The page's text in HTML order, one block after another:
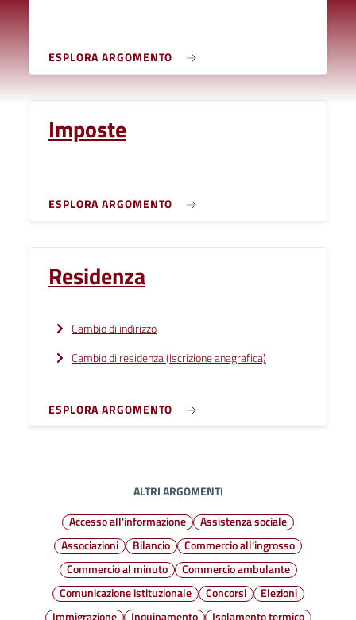
ESPLORA ARGOMENTO
Imposte
ESPLORA ARGOMENTO
Residenza
Cambio di indirizzo
Cambio di residenza (Iscrizione anagrafica)
ESPLORA ARGOMENTO
ALTRI ARGOMENTI
Accesso all'informazione
Assistenza sociale
Associazioni
Bilancio
Commercio all'ingrosso
Commercio al minuto
Commercio ambulante
Comunicazione istituzionale
Concorsi
Elezioni
Immigrazione
Inquinamento
Isolamento termico